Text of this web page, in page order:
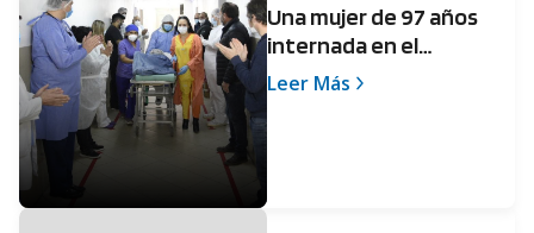
Una mujer de 97 años
internada en el
Sanguinetti logró
Leer Más